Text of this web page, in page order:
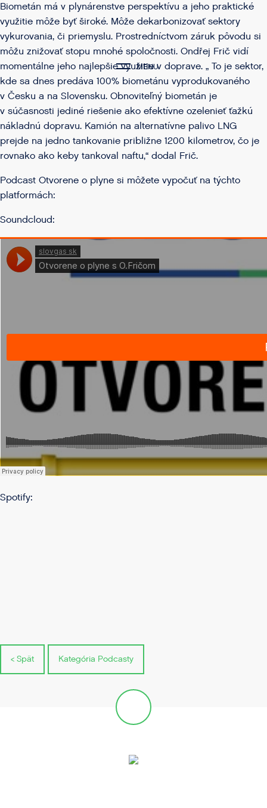
MENU
Biometán má v plynárenstve perspektívu a jeho praktické
využitie môže byť široké. Môže dekarbonizovať sektory
vykurovania, či priemyslu. Prostredníctvom záruk pôvodu si
môžu znižovať stopu mnohé spoločnosti. Ondřej Frič vidí
momentálne jeho najlepšie využitie v doprave. „ To je sektor,
kde sa dnes predáva 100% biometánu vyprodukovaného
v Česku a na Slovensku. Obnoviteľný biometán je
v súčasnosti jediné riešenie ako efektívne ozelenieť ťažkú
nákladnú dopravu. Kamión na alternatívne palivo LNG
prejde na jedno tankovanie približne 1200 kilometrov, čo je
rovnako ako keby tankoval naftu,“ dodal Frič.
Podcast Otvorene o plyne si môžete vypočuť na týchto
platformách:
Soundcloud:
Spotify:
< Spät Kategória Podcasty